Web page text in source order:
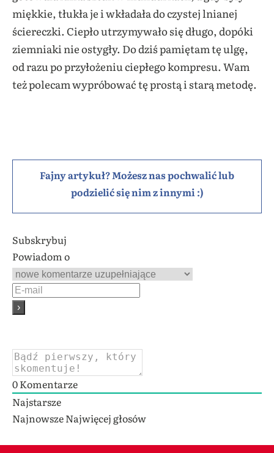
miękkie, tłukła je i wkładała do czystej lnianej
ściereczki. Ciepło utrzymywało się długo, dopóki
ziemniaki nie ostygły. Do dziś pamiętam tę ulgę,
od razu po przyłożeniu ciepłego kompresu. Wam
też polecam wypróbować tę prostą i starą metodę.
Fajny artykuł? Możesz nas pochwalić lub
podzielić się nim z innymi :)
Subskrybuj
Powiadom o
0Komentarze
Najstarsze
NajnowszeNajwięcej głosów